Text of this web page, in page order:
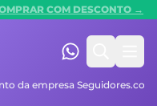
COM DESCONTO →
(47) 99247-
da empresa